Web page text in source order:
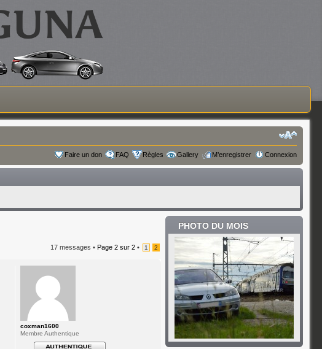
Faire un don FAQ Règles Gallery M’enregistrer Connexion
17 messages •Page2 sur2 • 1 2
coxman1600
Membre Authentique
PHOTO DU MOIS